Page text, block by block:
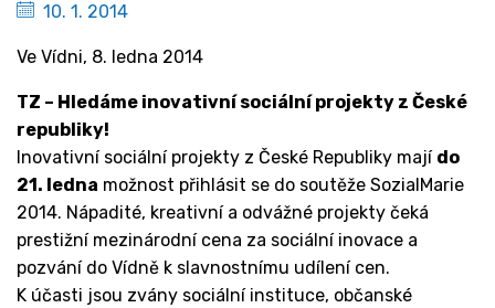
10. 1. 2014
Ve Vídni, 8. ledna 2014
TZ – Hledáme inovativní sociální projekty z České
republiky!
Inovativní sociální projekty z České Republiky mají do
21. ledna možnost přihlásit se do soutěže SozialMarie
2014. Nápadité, kreativní a odvážné projekty čeká
prestižní mezinárodní cena za sociální inovace a
pozvání do Vídně k slavnostnímu udílení cen.
K účasti jsou zvány sociální instituce, občanské